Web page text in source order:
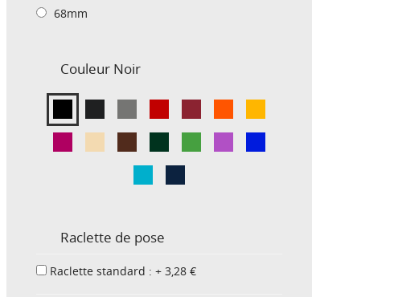
68mm
Couleur Noir
Raclette de pose
Raclette standard : + 3,28 €